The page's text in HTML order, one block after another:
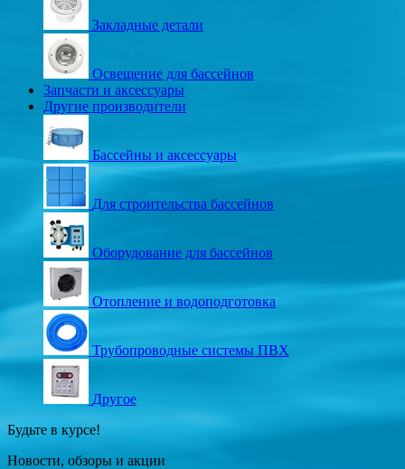
Закладные детали
Освещение для бассейнов
Запчасти и аксессуары
Другие производители
Бассейны и аксессуары
Для строительства бассейнов
Оборудование для бассейнов
Отопление и водоподготовка
Трубопроводные системы ПВХ
Другое
Будьте в курсе!
Новости, обзоры и акции